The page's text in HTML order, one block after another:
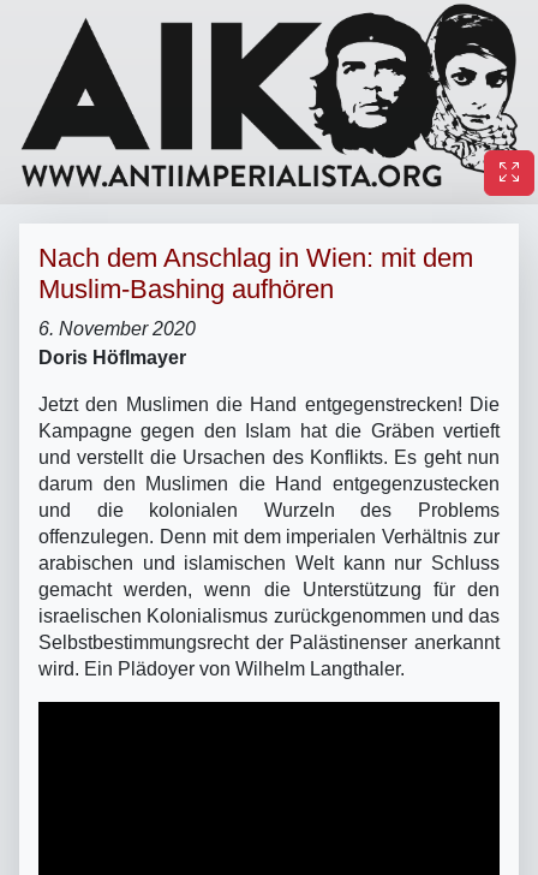
Nach dem Anschlag in Wien: mit dem
Muslim-Bashing aufhören
6. November 2020
Doris Höflmayer
Jetzt den Muslimen die Hand entgegenstrecken! Die
Kampagne gegen den Islam hat die Gräben vertieft
und verstellt die Ursachen des Konflikts. Es geht nun
darum den Muslimen die Hand entgegenzustecken
und die kolonialen Wurzeln des Problems
offenzulegen. Denn mit dem imperialen Verhältnis zur
arabischen und islamischen Welt kann nur Schluss
gemacht werden, wenn die Unterstützung für den
israelischen Kolonialismus zurückgenommen und das
Selbstbestimmungsrecht der Palästinenser anerkannt
wird. Ein Plädoyer von Wilhelm Langthaler.